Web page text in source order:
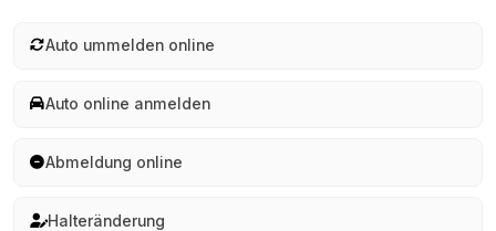
Auto ummelden online
Auto online anmelden
Abmeldung online
Halteränderung